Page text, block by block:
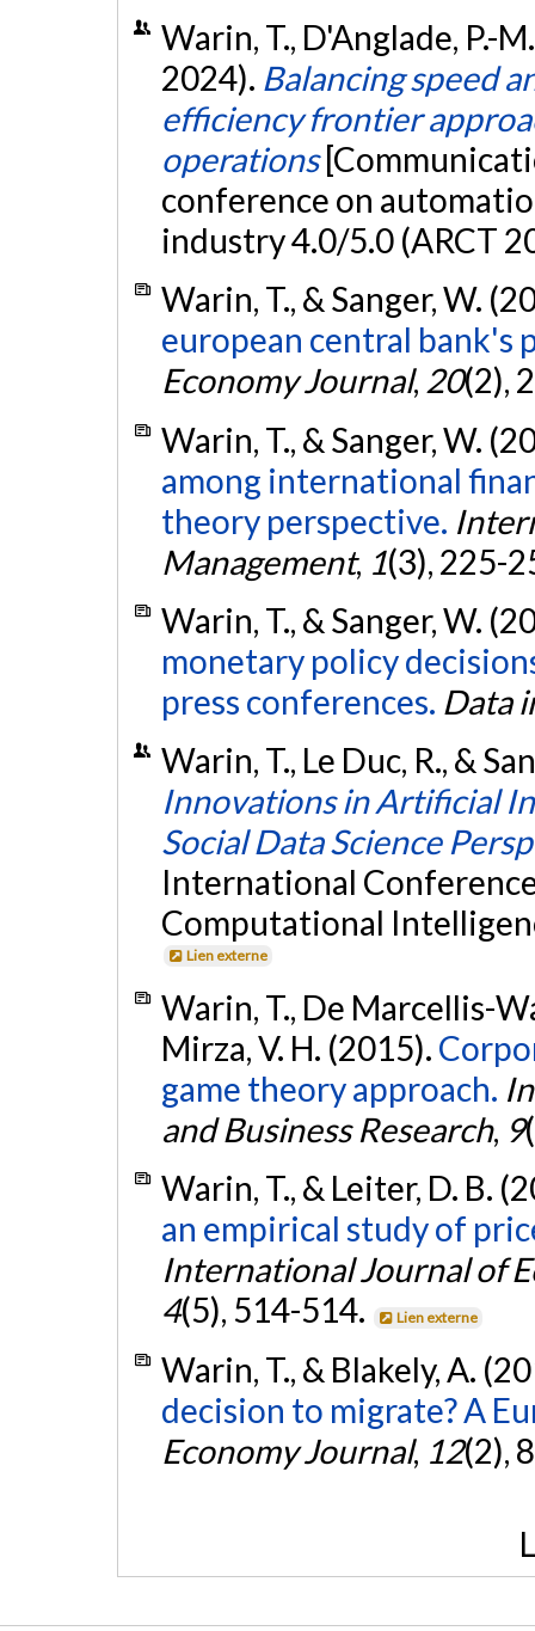
Warin, T., D'Anglade, P.-
2024). Balancing speed
efficiency frontier
operations
conference on
industry 4.0/5.0 (ARCT
Warin, T., & Sanger, W.
european central bank's
Economy Journal, 20(2),
Warin, T., & Sanger, W.
among international
theory perspective.
Management, 1(3), 225-
Warin, T., & Sanger, W.
monetary policy
press conferences. Data
Warin, T., Le Duc, R., &
Innovations in Artificial
Social Data Science
International
Computational
Lien externe
Warin, T., De Marcellis-
Mirza, V. H. (2015).
game theory approach.
and Business Research, 9
Warin, T., & Leiter, D. B.
an empirical study of
International Journal of
4(5), 514-514. Lien externe
Warin, T., & Blakely, A.
decision to migrate? A
Economy Journal, 12(2),